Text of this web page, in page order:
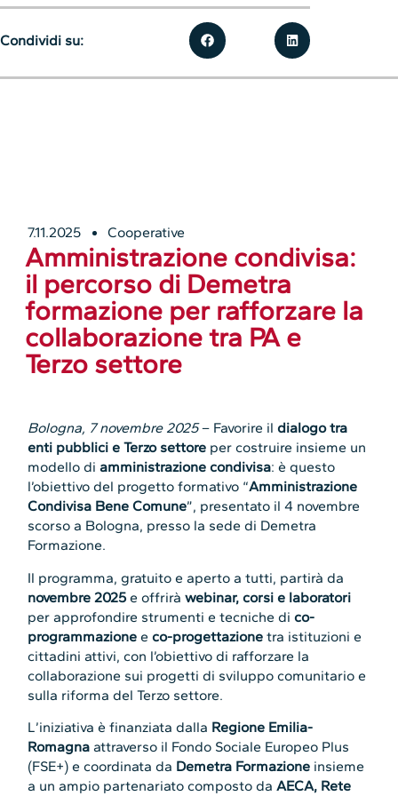
7.11.2025 Cooperative
Amministrazione condivisa:
il percorso di Demetra
formazione per rafforzare la
collaborazione tra PA e
Terzo settore
Bologna, 7 novembre 2025– Favorire ildialogo tra
enti pubblici e Terzo settore per costruire insieme un
modello diamministrazione condivisa: è questo
l’obiettivo del progetto formativo “Amministrazione
Condivisa Bene Comune”, presentato il 4 novembre
scorso a Bologna, presso la sede di Demetra
Formazione.
Il programma, gratuito e aperto a tutti, partirà da
novembre 2025e offriràwebinar, corsi e laboratori
per approfondire strumenti e tecniche dico-
programmazione eco-progettazione tra istituzioni e
cittadini attivi, con l’obiettivo di rafforzare la
collaborazione sui progetti di sviluppo comunitario e
sulla riforma del Terzo settore.
L’iniziativa è finanziata dalla Regione Emilia-
Romagna attraverso il Fondo Sociale Europeo Plus
(FSE+) e coordinata da Demetra Formazione insieme
a un ampio partenariato composto daAECA, Rete
Condividi su: